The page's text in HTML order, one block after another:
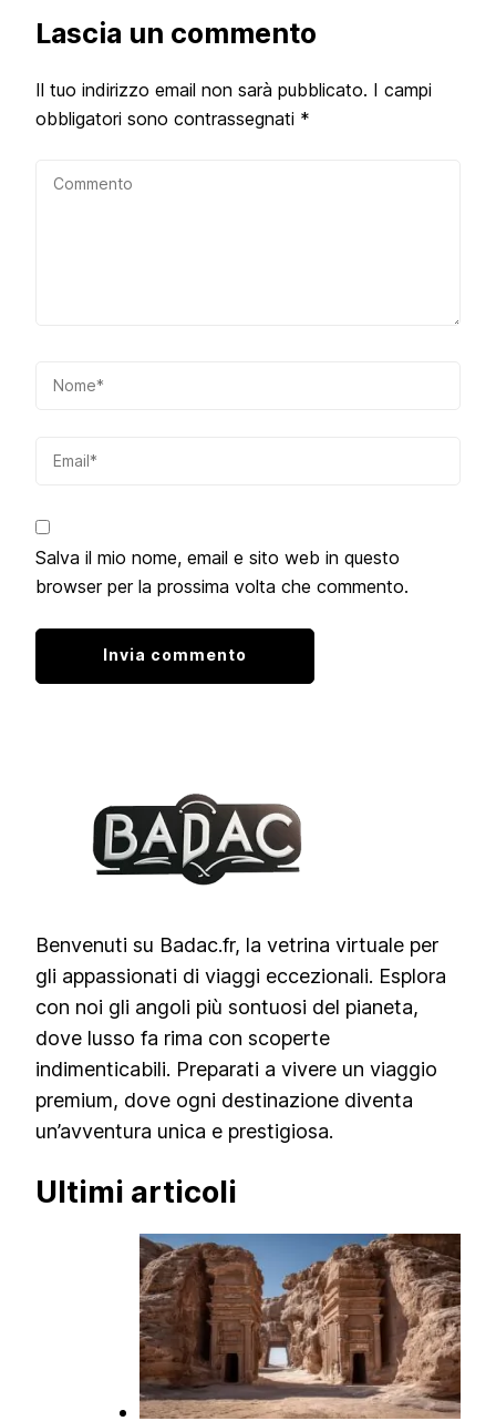
Lascia un commento
Il tuo indirizzo email non sarà pubblicato. I campi
obbligatori sono contrassegnati *
Salva il mio nome, email e sito web in questo
browser per la prossima volta che commento.
Benvenuti su Badac.fr, la vetrina virtuale per
gli appassionati di viaggi eccezionali. Esplora
con noi gli angoli più sontuosi del pianeta,
dove lusso fa rima con scoperte
indimenticabili. Preparati a vivere un viaggio
premium, dove ogni destinazione diventa
un’avventura unica e prestigiosa.
Ultimi articoli